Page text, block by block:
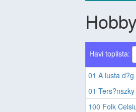
Havi toplista:
01 A lusta d?g
01 Ters?nszky
100 Folk